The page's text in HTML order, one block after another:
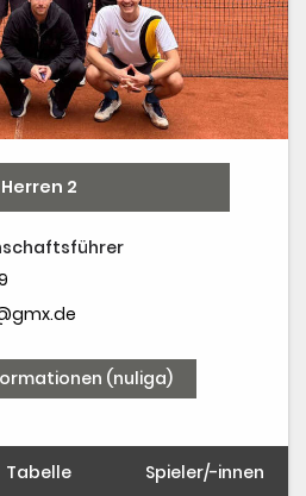
Herren 2
(nuliga)
Tabelle Spieler/-innen